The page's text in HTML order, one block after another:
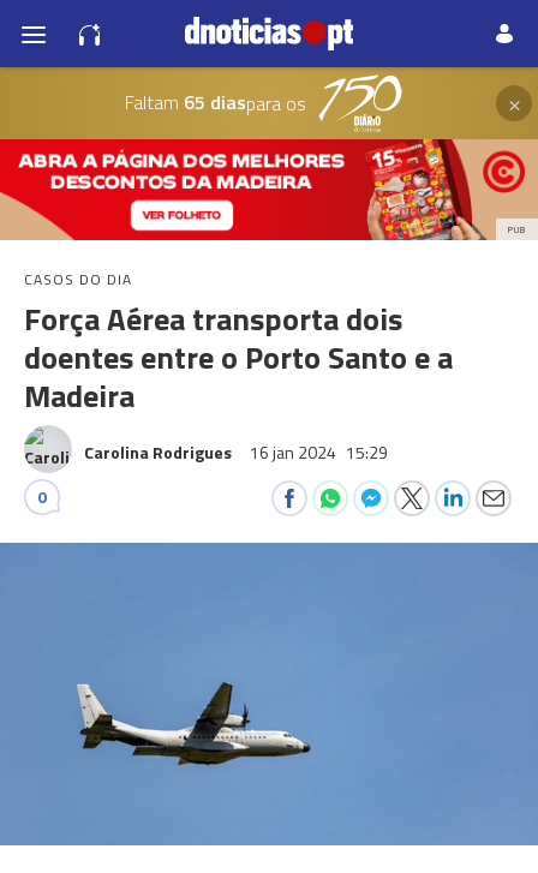
Faltam 65 diaspara os ×
PUB
CASOS DO DIA
Força Aérea transporta dois
doentes entre o Porto Santo e a
Madeira
Carolina Rodrigues 16 jan 2024 15:29
0